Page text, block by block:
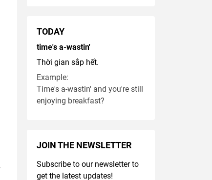
TODAY
time's a-wastin'
Thời gian sắp hết.
Example:
Time's a-wastin' and you're still
enjoying breakfast?
JOIN THE NEWSLETTER
Subscribe to our newsletter to
get the latest updates!